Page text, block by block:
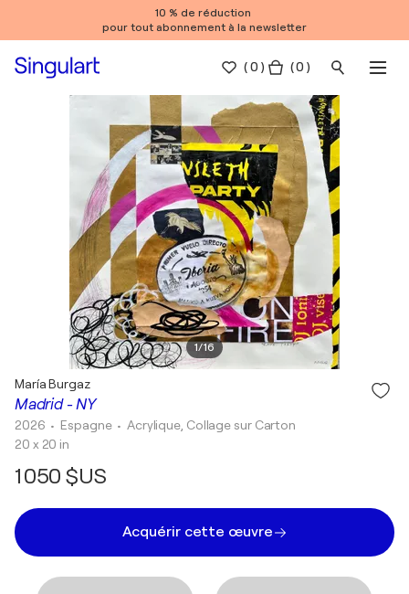
10 % de réduction
pour tout abonnement à la newsletter
(0 ) ( 0 )
1/16
Madrid - NY
María Burgaz
2026 • Espagne • Acrylique, Collage sur Carton
20 x 20 in
1 050 $US
Acquérir cette œuvre